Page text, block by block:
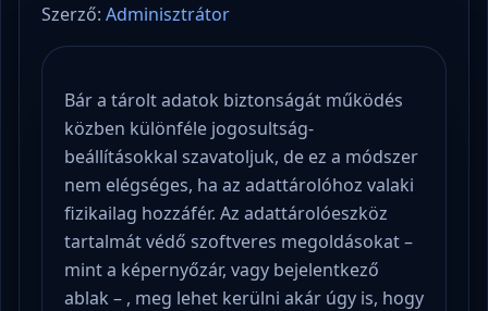
Szerző: Adminisztrátor
Bár a tárolt adatok biztonságát működés
közben különféle jogosultság-
beállításokkal szavatoljuk, de ez a módszer
nem elégséges, ha az adattárolóhoz valaki
fizikailag hozzáfér. Az adattárolóeszköz
tartalmát védő szoftveres megoldásokat –
mint a képernyőzár, vagy bejelentkező
ablak – , meg lehet kerülni akár úgy is, hogy